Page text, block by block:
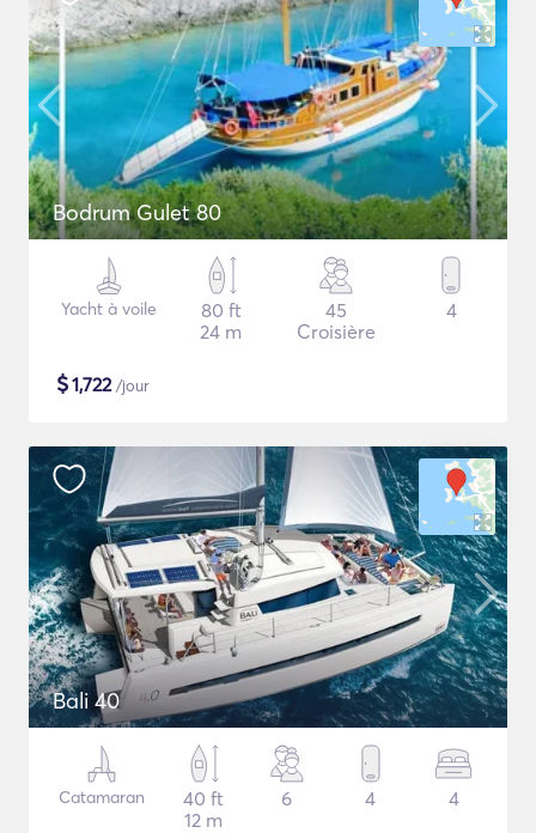
Bodrum Gulet 80
Yacht à voile
80 ft
24 m
45
Croisière
4
$1,722/jour
Bali 40
Catamaran
40 ft
12 m
6 4 4